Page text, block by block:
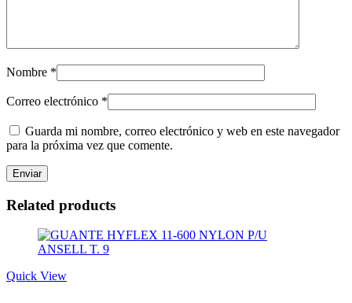
Nombre *
Correo electrónico *
Guarda mi nombre, correo electrónico y web en este navegador
para la próxima vez que comente.
Related products
Quick View